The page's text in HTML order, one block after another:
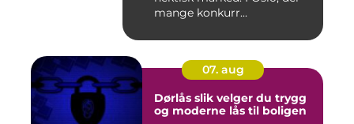
mange konkurr...
07. aug
Dørlås slik velger du trygg
og moderne lås til boligen